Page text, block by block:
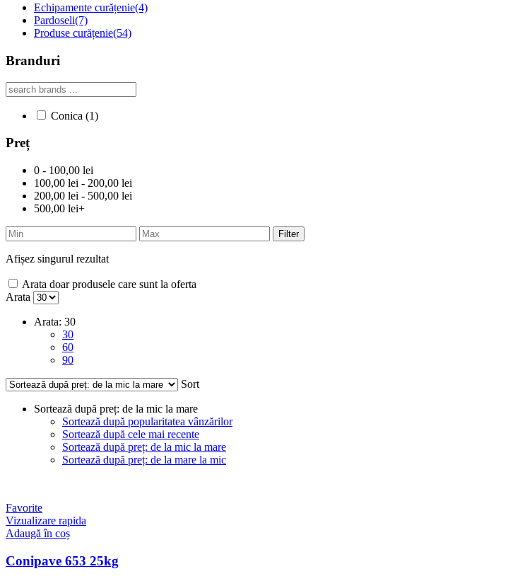
Echipamente curățenie(4)
Pardoseli(7)
Produse curățenie(54)
Branduri
Conica (1)
Preț
0 - 100,00 lei
100,00 lei - 200,00 lei
200,00 lei - 500,00 lei
500,00 lei+
Filter
Afișez singurul rezultat
Arata doar produsele care sunt la oferta
Arata
Arata: 30
30
60
90
Sort
Sortează după preț: de la mic la mare
Sortează după popularitatea vânzărilor
Sortează după cele mai recente
Sortează după preț: de la mic la mare
Sortează după preț: de la mare la mic
Favorite
Vizualizare rapida
Adaugă în coș
Conipave 653 25kg